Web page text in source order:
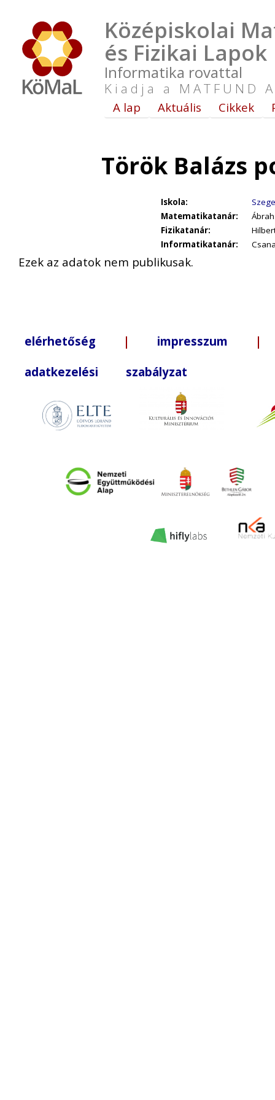
Középiskolai
és Fizikai Lapok
Informatika rovattal
Kiadja a MATFUND
A lap Aktuális Cikkek
Török Balázs
Iskola:
Matematikatanár:
Fizikatanár:
Informatikatanár:
Ezek az adatok nem publikusak.
elérhetőség | impresszum |
adatkezelési szabályzat